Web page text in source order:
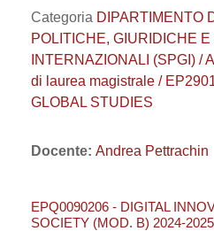
Categoria DIPARTIMENTO
POLITICHE, GIURIDICHE E
INTERNAZIONALI (SPGI) /
di laurea magistrale /
GLOBAL STUDIES
Docente: Andrea Pettrachin
EPQ0090206 - DIGITAL
SOCIETY (MOD. B) 2024-2025